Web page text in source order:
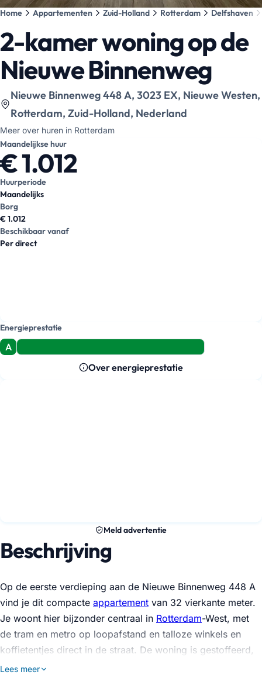
Home Appartementen Zuid-Holland Rotterdam Delfshaven
2-kamer woning op de
Nieuwe Binnenweg
Bekijk locatie op kaart:
Nieuwe Binnenweg 448 A, 3023 EX, Nieuwe Westen,
Rotterdam, Zuid-Holland, Nederland
Meer over huren in Rotterdam
Maandelijkse huur
€ 1.012
Huurperiode
Maandelijks
Borg
€ 1.012
Beschikbaar vanaf
Per direct
Energieprestatie
A
Over energieprestatie
Meld advertentie
Beschrijving
Op de eerste verdieping aan de Nieuwe Binnenweg 448 A
vind je dit compacte appartement van 32 vierkante meter.
Je woont hier bijzonder centraal in Rotterdam-West, met
de tram en metro op loopafstand en talloze winkels en
koffietentjes direct in de straat. De woning is gestoffeerd,
dus de vloer en raambekleding zijn alvast voor je
Lees meer